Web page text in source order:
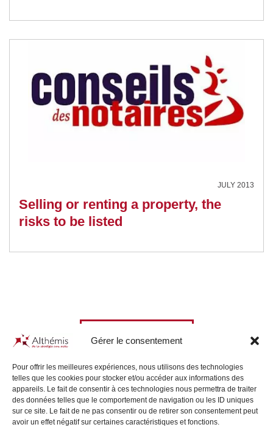
Gérer le consentement
Pour offrir les meilleures expériences, nous utilisons des technologies
telles que les cookies pour stocker et/ou accéder aux informations des
appareils. Le fait de consentir à ces technologies nous permettra de traiter
des données telles que le comportement de navigation ou les ID uniques
sur ce site. Le fait de ne pas consentir ou de retirer son consentement peut
avoir un effet négatif sur certaines caractéristiques et fonctions.
JULY 2013
Selling or renting a property, the
risks to be listed